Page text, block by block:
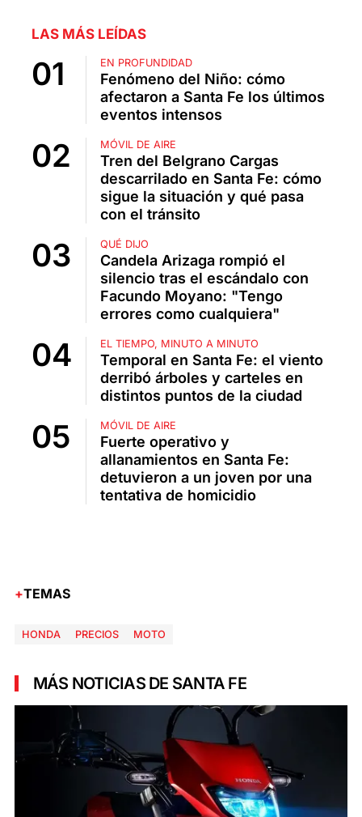
LAS MÁS LEÍDAS
EN PROFUNDIDAD
Fenómeno del Niño: cómo
afectaron a Santa Fe los últimos
eventos intensos
MÓVIL DE AIRE
Tren del Belgrano Cargas
descarrilado en Santa Fe: cómo
sigue la situación y qué pasa
con el tránsito
QUÉ DIJO
Candela Arizaga rompió el
silencio tras el escándalo con
Facundo Moyano: "Tengo
errores como cualquiera"
EL TIEMPO, MINUTO A MINUTO
Temporal en Santa Fe: el viento
derribó árboles y carteles en
distintos puntos de la ciudad
MÓVIL DE AIRE
Fuerte operativo y
allanamientos en Santa Fe:
detuvieron a un joven por una
tentativa de homicidio
TEMAS
HONDA PRECIOS MOTO
MÁS NOTICIAS DE SANTA FE